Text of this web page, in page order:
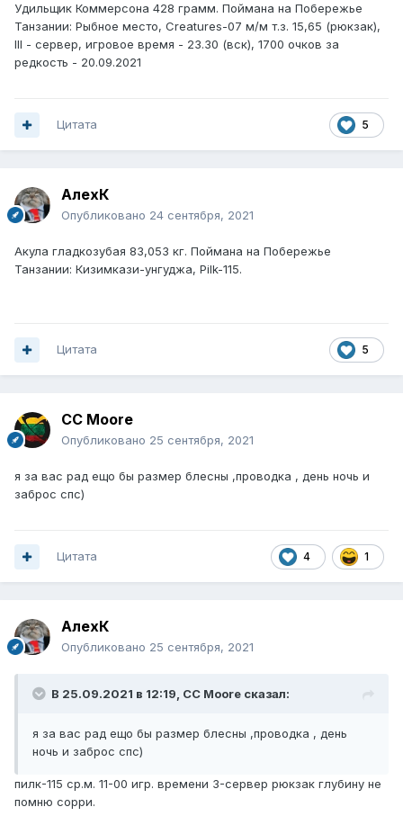
Удильщик Коммерсона 428 грамм. Поймана на Побережье
Танзании: Рыбное место, Creatures-07 м/м т.з. 15,65 (рюкзак),
III - сервер, игровое время - 23.30 (вск), 1700 очков за
редкость - 20.09.2021
5
Цитата
АлехК
Опубликовано 24 сентября, 2021
Акула гладкозубая 83,053 кг. Поймана на Побережье
Танзании: Кизимкази-унгуджа, Pilk-115.
5
Цитата
CC Moore
Опубликовано 25 сентября, 2021
я за вас рад ещо бы размер блесны ,проводка , день ночь и
заброс спс)
4 1
Цитата
АлехК
Опубликовано 25 сентября, 2021
В 25.09.2021 в 12:19, CC Moore сказал:
я за вас рад ещо бы размер блесны ,проводка , день
ночь и заброс спс)
пилк-115 ср.м. 11-00 игр. времени 3-сервер рюкзак глубину не
помню сорри.